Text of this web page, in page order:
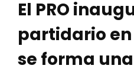
El PRO
partidario
se forma